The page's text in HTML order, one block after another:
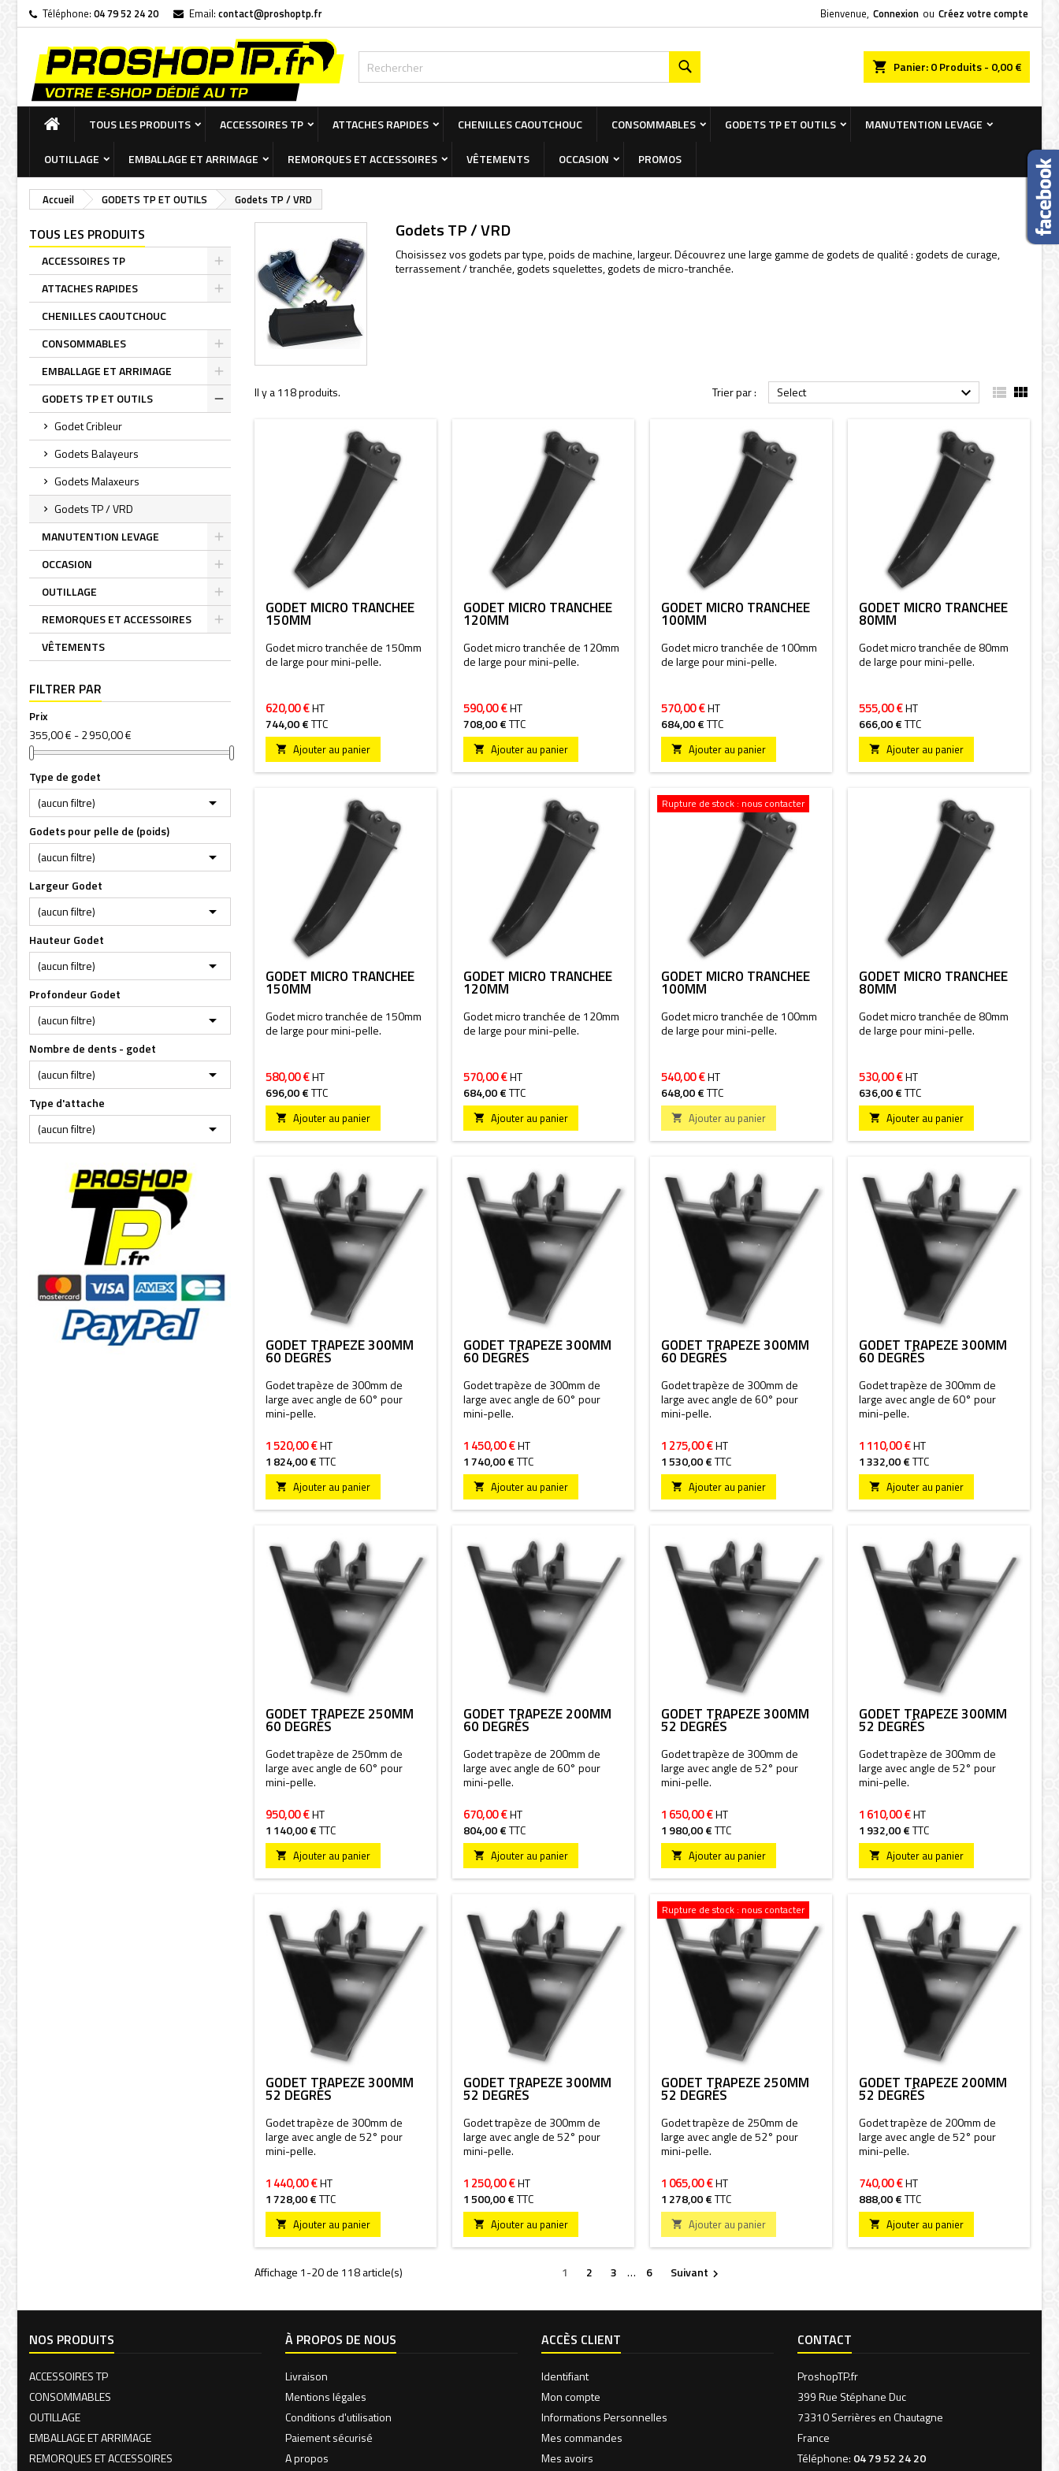
Téléphone: 04 79 52 24 20 Email: contact@proshoptp.fr Bienvenue, Connexion ou Créez votre compte
Panier 0Produits - 0,00 €
ACCUEILTOUS LES PRODUITS ACCESSOIRES TP ATTACHES RAPIDES CHENILLES CAOUTCHOUC CONSOMMABLES GODETS TP ET OUTILS MANUTENTION LEVAGE
OUTILLAGE EMBALLAGE ET ARRIMAGE REMORQUES ET ACCESSOIRES VÊTEMENTS OCCASION PROMOS
Accueil GODETS TP ET OUTILS Godets TP / VRD
TOUS LES PRODUITS
ACCESSOIRES TP
Toggle
ATTACHES RAPIDES
Toggle
CHENILLES CAOUTCHOUC
CONSOMMABLES
Toggle
EMBALLAGE ET ARRIMAGE
Toggle
GODETS TP ET OUTILS
Godet Cribleur
Godets Balayeurs
Godets Malaxeurs
Godets TP / VRD
MANUTENTION LEVAGE
Toggle
OCCASION
Toggle
OUTILLAGE
Toggle
REMORQUES ET ACCESSOIRES
VÊTEMENTS
FILTRER PAR
Prix
355,00 € - 2 950,00 €
Type de godet
(aucun filtre)

Godets pour pelle de (poids)
(aucun filtre)

Largeur Godet
(aucun filtre)

Hauteur Godet
(aucun filtre)

Profondeur Godet
(aucun filtre)

Nombre de dents - godet
(aucun filtre)

Type d'attache
(aucun filtre)

Godets TP / VRD
Choisissez vos godets par type, poids de machine, largeur. Découvrez une large gamme de godets de qualité : godets de curage,
terrassement / tranchée, godets squelettes, godets de micro-tranchée.
Il y a 118 produits. Trier par : Select   
GODET MICRO TRANCHÉE
150MM
Godet micro tranchée de 150mm
de large pour mini-pelle.
620,00 €HT
744,00 €TTC
 Ajouter au panier
GODET MICRO TRANCHÉE
120MM
Godet micro tranchée de 120mm
de large pour mini-pelle.
590,00 €HT
708,00 €TTC
 Ajouter au panier
GODET MICRO TRANCHÉE
100MM
Godet micro tranchée de 100mm
de large pour mini-pelle.
570,00 €HT
684,00 €TTC
 Ajouter au panier
GODET MICRO TRANCHÉE
80MM
Godet micro tranchée de 80mm
de large pour mini-pelle.
555,00 €HT
666,00 €TTC
 Ajouter au panier
GODET MICRO TRANCHÉE
150MM
Godet micro tranchée de 150mm
de large pour mini-pelle.
580,00 €HT
696,00 €TTC
 Ajouter au panier
GODET MICRO TRANCHÉE
120MM
Godet micro tranchée de 120mm
de large pour mini-pelle.
570,00 €HT
684,00 €TTC
 Ajouter au panier
Rupture de stock : nous contacter
GODET MICRO TRANCHÉE
100MM
Godet micro tranchée de 100mm
de large pour mini-pelle.
540,00 €HT
648,00 €TTC
 Ajouter au panier
GODET MICRO TRANCHÉE
80MM
Godet micro tranchée de 80mm
de large pour mini-pelle.
530,00 €HT
636,00 €TTC
 Ajouter au panier
GODET TRAPÈZE 300MM
60 DEGRÉS
Godet trapèze de 300mm de
large avec angle de 60° pour
mini-pelle.
1 520,00 €HT
1 824,00 €TTC
 Ajouter au panier
GODET TRAPÈZE 300MM
60 DEGRÉS
Godet trapèze de 300mm de
large avec angle de 60° pour
mini-pelle.
1 450,00 €HT
1 740,00 €TTC
 Ajouter au panier
GODET TRAPÈZE 300MM
60 DEGRÉS
Godet trapèze de 300mm de
large avec angle de 60° pour
mini-pelle.
1 275,00 €HT
1 530,00 €TTC
 Ajouter au panier
GODET TRAPÈZE 300MM
60 DEGRÉS
Godet trapèze de 300mm de
large avec angle de 60° pour
mini-pelle.
1 110,00 €HT
1 332,00 €TTC
 Ajouter au panier
GODET TRAPÈZE 250MM
60 DEGRÉS
Godet trapèze de 250mm de
large avec angle de 60° pour
mini-pelle.
950,00 €HT
1 140,00 €TTC
 Ajouter au panier
GODET TRAPÈZE 200MM
60 DEGRÉS
Godet trapèze de 200mm de
large avec angle de 60° pour
mini-pelle.
670,00 €HT
804,00 €TTC
 Ajouter au panier
GODET TRAPÈZE 300MM
52 DEGRÉS
Godet trapèze de 300mm de
large avec angle de 52° pour
mini-pelle.
1 650,00 €HT
1 980,00 €TTC
 Ajouter au panier
GODET TRAPÈZE 300MM
52 DEGRÉS
Godet trapèze de 300mm de
large avec angle de 52° pour
mini-pelle.
1 610,00 €HT
1 932,00 €TTC
 Ajouter au panier
GODET TRAPÈZE 300MM
52 DEGRÉS
Godet trapèze de 300mm de
large avec angle de 52° pour
mini-pelle.
1 440,00 €HT
1 728,00 €TTC
 Ajouter au panier
GODET TRAPÈZE 300MM
52 DEGRÉS
Godet trapèze de 300mm de
large avec angle de 52° pour
mini-pelle.
1 250,00 €HT
1 500,00 €TTC
 Ajouter au panier
Rupture de stock : nous contacter
GODET TRAPÈZE 250MM
52 DEGRÉS
Godet trapèze de 250mm de
large avec angle de 52° pour
mini-pelle.
1 065,00 €HT
1 278,00 €TTC
 Ajouter au panier
GODET TRAPÈZE 200MM
52 DEGRÉS
Godet trapèze de 200mm de
large avec angle de 52° pour
mini-pelle.
740,00 €HT
888,00 €TTC
 Ajouter au panier
Affichage 1-20 de 118 article(s) 1 2 3 … 6 Suivant 
NOS PRODUITS
ACCESSOIRES TP
CONSOMMABLES
OUTILLAGE
EMBALLAGE ET ARRIMAGE
REMORQUES ET ACCESSOIRES
À PROPOS DE NOUS
Livraison
Mentions légales
Conditions d'utilisation
Paiement sécurisé
A propos
ACCÈS CLIENT
Identifiant
Mon compte
Informations Personnelles
Mes commandes
Mes avoirs
CONTACT
ProshopTP.fr
399 Rue Stéphane Duc
73310 Serrières en Chautagne
France
Téléphone: 04 79 52 24 20
Ma liste de souhaits
add_circle_outline Créer une nouvelle liste
((modalTitle))
((confirmMessage))
Créer une liste d'envies
Annuler Créer une liste d'envies
Connexion
Vous devez être connecté pour ajouter des produits à votre liste d'envies.